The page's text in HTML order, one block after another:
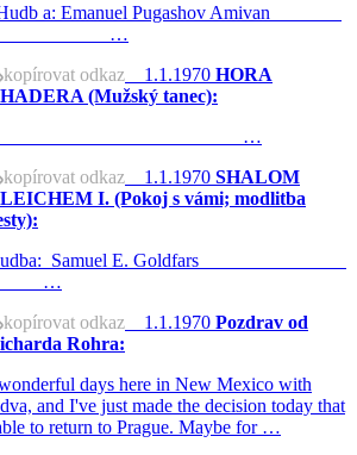
a: Emanuel Pugashov Amivan
kopírovat odkaz 1.1.1970 HORA
(Mužský tanec):
kopírovat odkaz 1.1.1970 SHALOM
I. (Pokoj s vámi; modlitba
Samuel E. Goldfars
kopírovat odkaz 1.1.1970 Pozdrav od
Rohra:
days here in New Mexico with
and I've just made the decision today that
to return to Prague. Maybe for …